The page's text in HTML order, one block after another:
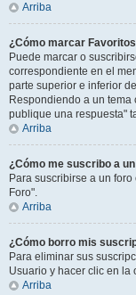
Arriba
¿Cómo marcar
Puede marcar o
correspondiente en el
parte superior e inferior
Respondiendo a un
publique una respuesta"
Arriba
¿Cómo me suscribo a
Para suscribirse a un
Foro".
Arriba
¿Cómo borro mis
Para eliminar sus
Usuario y hacer clic en la
Arriba